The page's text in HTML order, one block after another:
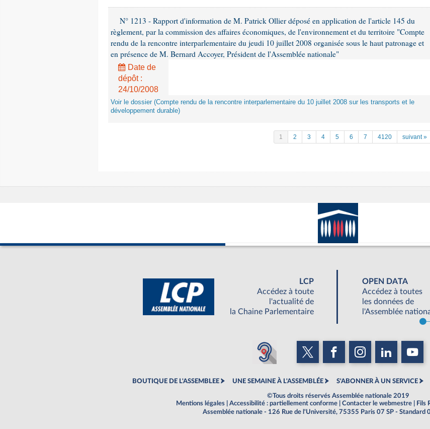
N° 1213 - Rapport d'information de M. Patrick Ollier déposé en application de l'article 145 du
règlement, par la commission des affaires économiques, de l'environnement et du territoire "Compte
rendu de la rencontre interparlementaire du jeudi 10 juillet 2008 organisée sous le haut patronage et
en présence de M. Bernard Accoyer, Président de l'Assemblée nationale"
Date de
dépôt :
24/10/2008
Voir le dossier (Compte rendu de la rencontre interparlementaire du 10 juillet 2008 sur les transports et le
développement durable)
1 2 3 4 5 6 7 4120 suivant »
LCP
Accédez à toute
l'actualité de
la Chaine Parlementaire
OPEN DATA
Accédez à toutes
les données de
l'Assemblée
BOUTIQUE DE L'ASSEMBLEE UNE SEMAINE À L'ASSEMBLÉE S'ABONNER À UN SERVICE
©Tous droits réservés Assemblée nationale 2019
Mentions légales
Accessibilité : partiellement conforme Contacter le webmestre Fils
Assemblée nationale - 126 Rue de l'Université, 75355 Paris 07 SP - Standard